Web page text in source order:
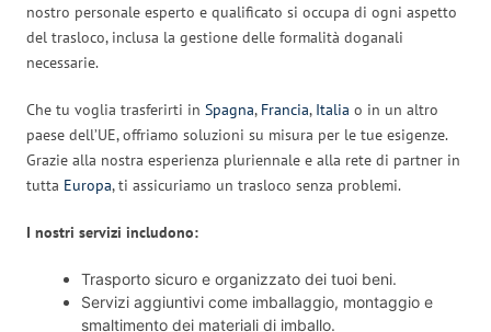
nostro personale esperto e qualificato si occupa di ogni aspetto
del trasloco, inclusa la gestione delle formalità doganali
necessarie.
Che tu voglia trasferirti in Spagna, Francia, Italia o in un altro
paese dell’UE, offriamo soluzioni su misura per le tue esigenze.
Grazie alla nostra esperienza pluriennale e alla rete di partner in
tutta Europa, ti assicuriamo un trasloco senza problemi.
I nostri servizi includono:
Trasporto sicuro e organizzato dei tuoi beni.
Servizi aggiuntivi come imballaggio, montaggio e
smaltimento dei materiali di imballo.